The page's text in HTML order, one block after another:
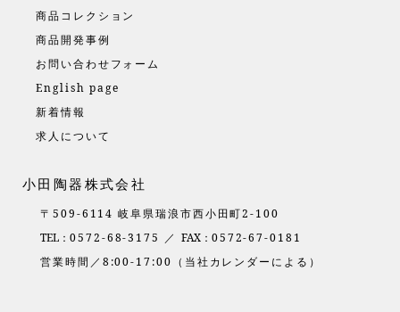
商品コレクション
商品開発事例
お問い合わせフォーム
English page
新着情報
求人について
小田陶器株式会社
〒509-6114 岐阜県瑞浪市西小田町2-100
TEL： 0572-68-3175 ／ FAX： 0572-67-0181
営業時間／8:00-17:00（当社カレンダーによる）